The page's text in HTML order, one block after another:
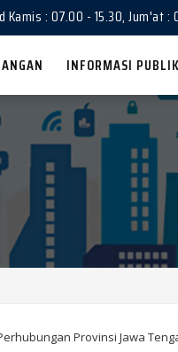
Kamis : 07.00 - 15.30, Jum'at :
INFORMASI PUBLIK